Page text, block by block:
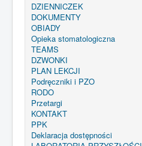
DZIENNICZEK
DOKUMENTY
OBIADY
Opieka stomatologiczna
TEAMS
DZWONKI
PLAN LEKCJI
Podręczniki i PZO
RODO
Przetargi
KONTAKT
PPK
Deklaracja dostępności